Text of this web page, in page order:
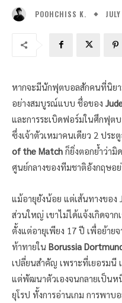
POOHCHISS K.
หากจะมีนักฟุตบอลสักคนที่นิยา
อย่างสมบูรณ์แบบ ชื่อของ
และการระเบิดฟอร์มในศึกฟุต
ซึ่งเจ้าตัวเหมาคนเดียว 2 ประ
of the Match ก็ยิ่งตอกย้ำว่า
ศูนย์กลางของทีมชาติอังกฤษอย่
แม้อายุยังน้อย แต่เส้นทางของ
ส่วนใหญ่ เขาไม่ได้แจ้งเกิดจา
ตั้งแต่อายุเพียง 17 ปี เพื่อย้ายจ
ท้าทายใน Borussia
เปลี่ยนสำคัญ เพราะที่เยอรมนี
แต่พัฒนาตัวเองจนกลายเป็น
ยุโรป ทั้งการอ่านเกม การพา